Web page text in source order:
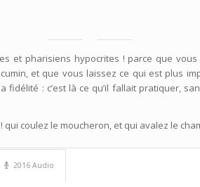
et pharisiens hypocrites ! parce que
et que vous laissez ce qui est plus
fidélité : c’est là ce qu’il fallait pratiquer,
qui coulez le moucheron, et qui avalez le
2016 Audio